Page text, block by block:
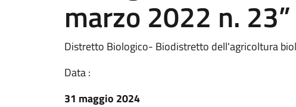
marzo 2022 n. 23”
Distretto Biologico- Biodistretto dell'agricoltura
Data :
31 maggio 2024